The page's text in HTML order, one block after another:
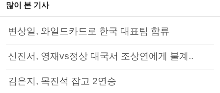
많이 본 기사
변상일, 와일드카드로 한국 대표팀 합류
신진서, 영재vs정상 대국서 조상연에게 불계..
김은지, 목진석 잡고 2연승